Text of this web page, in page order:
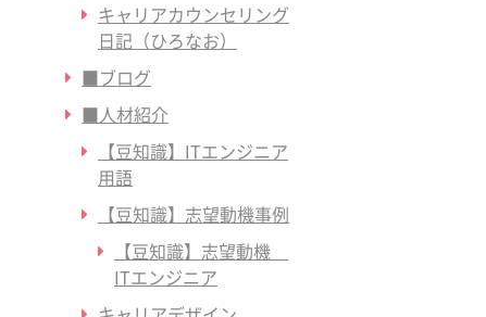
キャリアカウンセリング
日記（ひろなお）
■ブログ
■人材紹介
【豆知識】ITエンジニア
用語
【豆知識】志望動機事例
【豆知識】志望動機
ITエンジニア